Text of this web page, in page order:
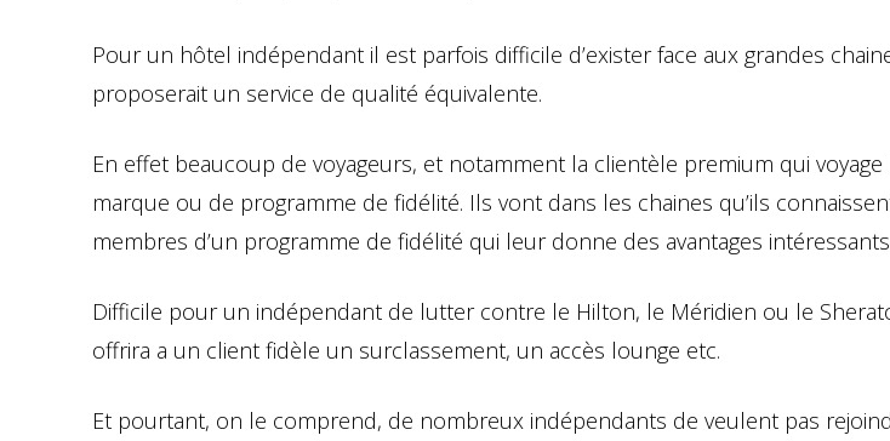
Pour un hôtel indépendant il est parfois difficile d’exister face aux grandes
proposerait un service de qualité équivalente.
En effet beaucoup de voyageurs, et notamment la clientèle premium qui
marque ou de programme de fidélité. Ils vont dans les chaines qu’ils
membres d’un programme de fidélité qui leur donne des avantages
Difficile pour un indépendant de lutter contre le Hilton, le Méridien ou le
offrira a un client fidèle un surclassement, un accès lounge etc.
Et pourtant, on le comprend, de nombreux indépendants de veulent pas